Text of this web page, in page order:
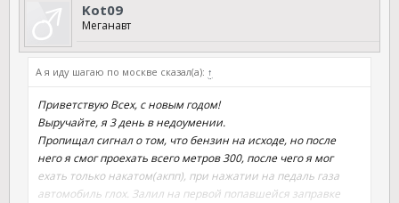
Kot09
Меганавт
А я иду шагаю по москве сказал(а): ↑
Приветствую Всех, с новым годом!
Выручайте, я 3 день в недоумении.
Пропищал сигнал о том, что бензин на исходе, но после
него я смог проехать всего метров 300, после чего я мог
ехать только накатом(акпп), при нажатии на педаль газа
автомобиль глох. Залил на первой попавшейся заправке